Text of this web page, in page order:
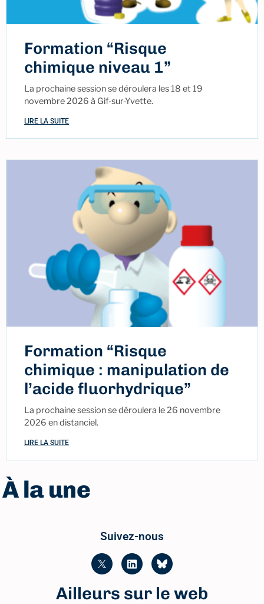
Formation “Risque
chimique niveau 1”
La prochaine session se déroulera les 18 et 19
novembre 2026 à Gif-sur-Yvette.
LIRE LA SUITE
Formation “Risque
chimique : manipulation de
l’acide fluorhydrique”
La prochaine session se déroulera le 26 novembre
2026 en distanciel.
LIRE LA SUITE
À la une
Suivez-nous
Ailleurs sur le web